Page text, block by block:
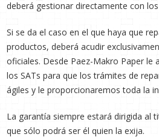
deberá gestionar directamente con
Si se da el caso en el que haya que
productos, deberá acudir
oficiales. Desde Paez-Makro Paper le
los SATs para que los trámites de
ágiles y le proporcionaremos toda la
La garantía siempre estará dirigida al
que sólo podrá ser él quien la exija.